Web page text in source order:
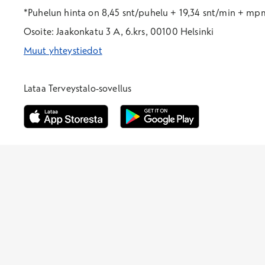
*Puhelun hinta on 8,45 snt/puhelu + 19,34 snt/min +
Osoite: Jaakonkatu 3 A, 6.krs, 00100 Helsinki
Muut yhteystiedot
Lataa Terveystalo-sovellus